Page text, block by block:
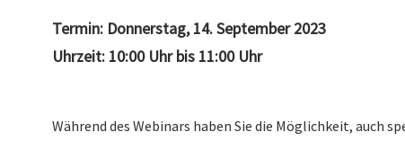
Termin: Donnerstag, 14. September 2023
Uhrzeit: 10:00 Uhr bis 11:00 Uhr
Während des Webinars haben Sie die Möglichkeit, auch